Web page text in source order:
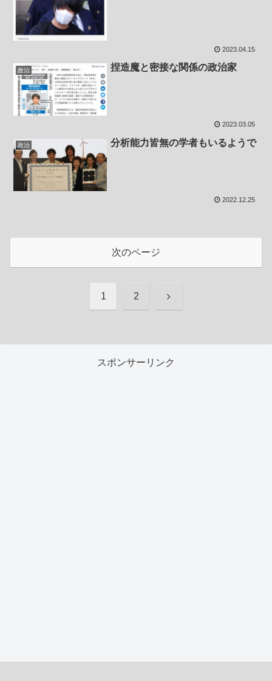
2023.04.15
政治 捏造魔と密接な関係の政治家
2023.03.05
政治 分析能力皆無の学者もいるようで
2022.12.25
次のページ
1 2 次
スポンサーリンク